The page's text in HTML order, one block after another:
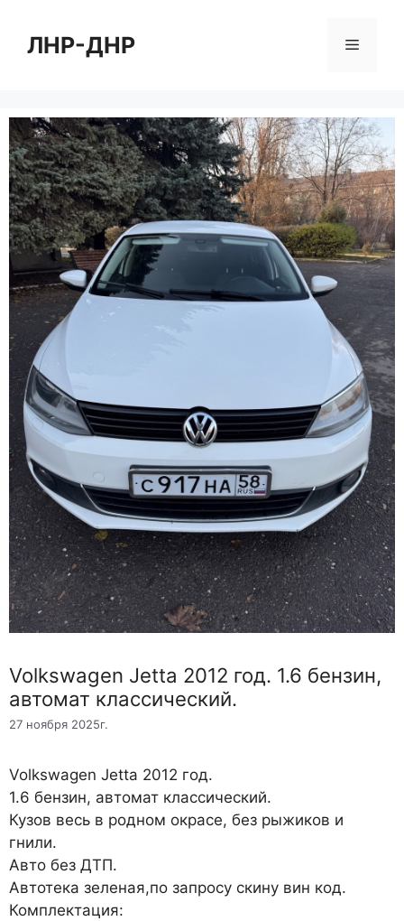
содержимому
ЛНР-ДНР Меню
Volkswagen Jetta 2012 год. 1.6 бензин,
автомат классический.
27 ноября 2025г.
Volkswagen Jetta 2012 год.
1.6 бензин, автомат классический.
Кузов весь в родном окрасе, без рыжиков и
гнили.
Авто без ДТП.
Автотека зеленая,по запросу скину вин код.
Комплектация: